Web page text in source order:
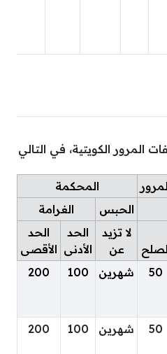
من مخالفات المرور الكويتية، في التالي
المحكمة
الحبس
الغرامة
لا تزيد
عن
الحد
الأدنى
الحد
الأقصى
50 شهرين 100
200
50 شهرين 100
200